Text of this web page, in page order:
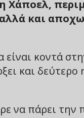
Χάποελ,
και
είναι κοντά
και δεύτερο
να πάρει την